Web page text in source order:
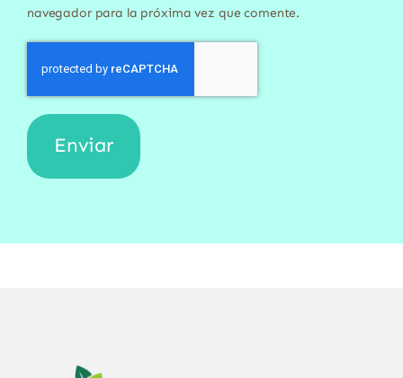
navegador para la próxima vez que comente.